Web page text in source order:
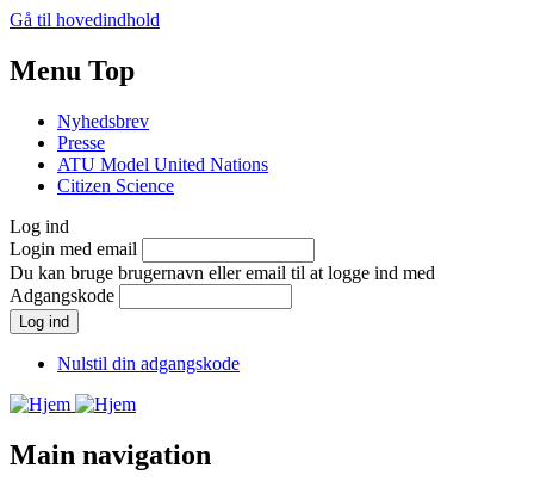
Gå til hovedindhold
Menu Top
Nyhedsbrev
Presse
ATU Model United Nations
Citizen Science
Log ind
Login med email
Du kan bruge brugernavn eller email til at logge ind med
Adgangskode
Nulstil din adgangskode
Main navigation